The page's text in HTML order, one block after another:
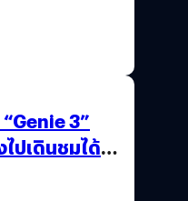
3”
ปเดินชมได้